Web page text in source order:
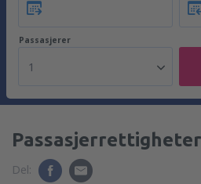
Passasjerer
1
Del: